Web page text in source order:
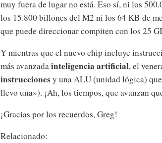
muy fuera de lugar no está. Eso sí, ni los
los 15.800 billones del M2 ni los 64 KB de
que puede direccionar compiten con los 25
Y mientras que el nuevo chip incluye
más avanzadainteligencia artificial, el
instruccionesy una ALU (unidad lógica)
llevo una»). ¡Ah, los tiempos, que avanzan
¡Gracias por los recuerdos, Greg!
Relacionado: